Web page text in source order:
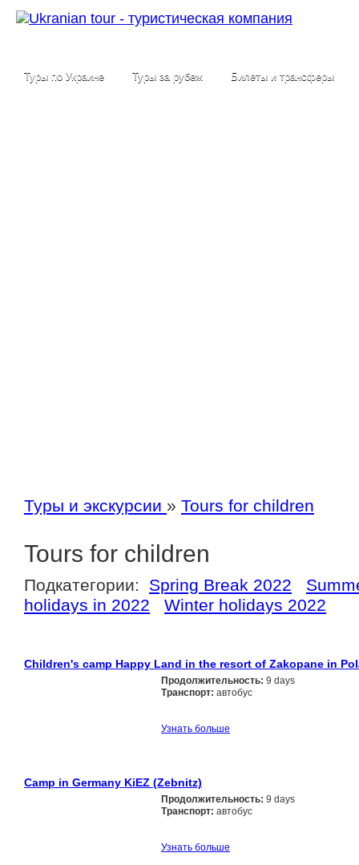
Туры по Украине Туры за рубеж Билеты и трансферы
Туры и экскурсии » Tours for children
Tours for children
Подкатегории: Spring Break 2022
holidays in 2022
Winter holidays 2022
Children's camp Happy Land in the resort of Zakopane in
Продолжительность: 9 days
Транспорт: автобус
Узнать больше
Camp in Germany KiEZ (Zebnitz)
Продолжительность: 9 days
Транспорт: автобус
Узнать больше